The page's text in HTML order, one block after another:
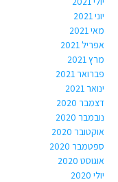
יוני 2021
מאי 2021
אפריל 2021
מרץ 2021
פברואר 2021
ינואר 2021
דצמבר 2020
נובמבר 2020
אוקטובר 2020
ספטמבר 2020
אוגוסט 2020
יולי 2020